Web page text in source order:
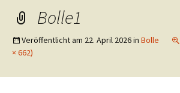
Bolle1
Veröffentlicht am 22. April 2026in Bolle
× 662)